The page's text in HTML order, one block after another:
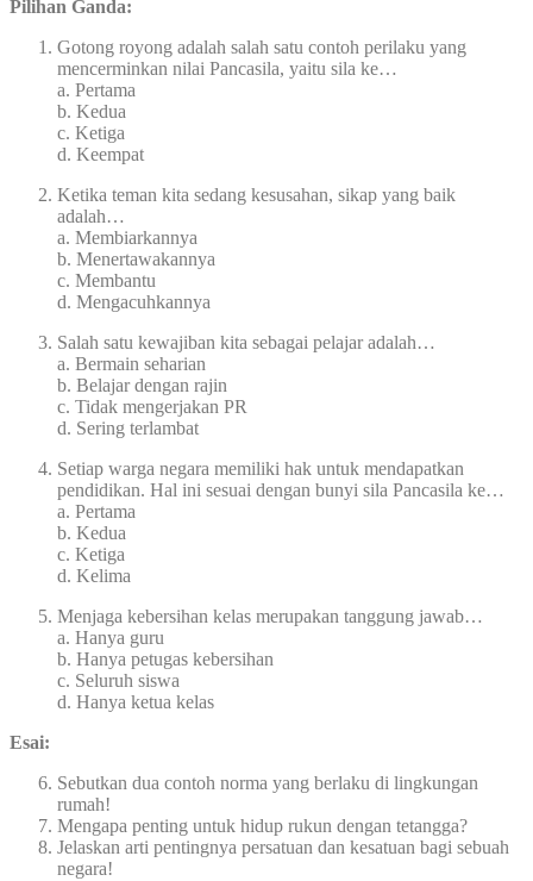
Pilihan Ganda:
Gotong royong adalah salah satu contoh perilaku yang
mencerminkan nilai Pancasila, yaitu sila ke…
a. Pertama
b. Kedua
c. Ketiga
d. Keempat
Ketika teman kita sedang kesusahan, sikap yang baik
adalah…
a. Membiarkannya
b. Menertawakannya
c. Membantu
d. Mengacuhkannya
Salah satu kewajiban kita sebagai pelajar adalah…
a. Bermain seharian
b. Belajar dengan rajin
c. Tidak mengerjakan PR
d. Sering terlambat
Setiap warga negara memiliki hak untuk mendapatkan
pendidikan. Hal ini sesuai dengan bunyi sila Pancasila ke…
a. Pertama
b. Kedua
c. Ketiga
d. Kelima
Menjaga kebersihan kelas merupakan tanggung jawab…
a. Hanya guru
b. Hanya petugas kebersihan
c. Seluruh siswa
d. Hanya ketua kelas
Esai:
Sebutkan dua contoh norma yang berlaku di lingkungan
rumah!
Mengapa penting untuk hidup rukun dengan tetangga?
Jelaskan arti pentingnya persatuan dan kesatuan bagi sebuah
negara!